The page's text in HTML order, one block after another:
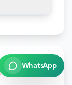
WhatsApp